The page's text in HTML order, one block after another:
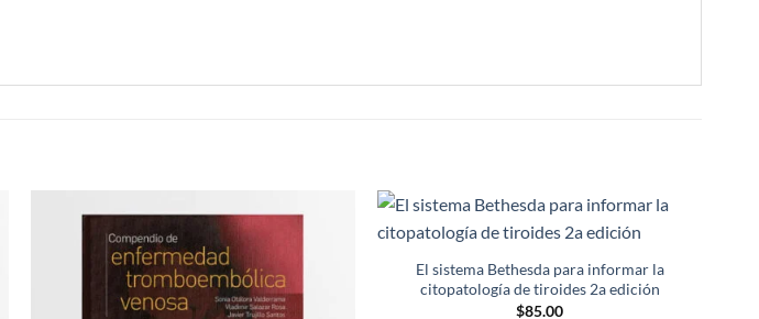
deseos
a la
lista de
deseos
El sistema Bethesda para informar la
citopatología de tiroides 2a edición
$85.00